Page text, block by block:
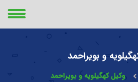
و بویراحمد
وکیل کهگیلویه و بویراحمد